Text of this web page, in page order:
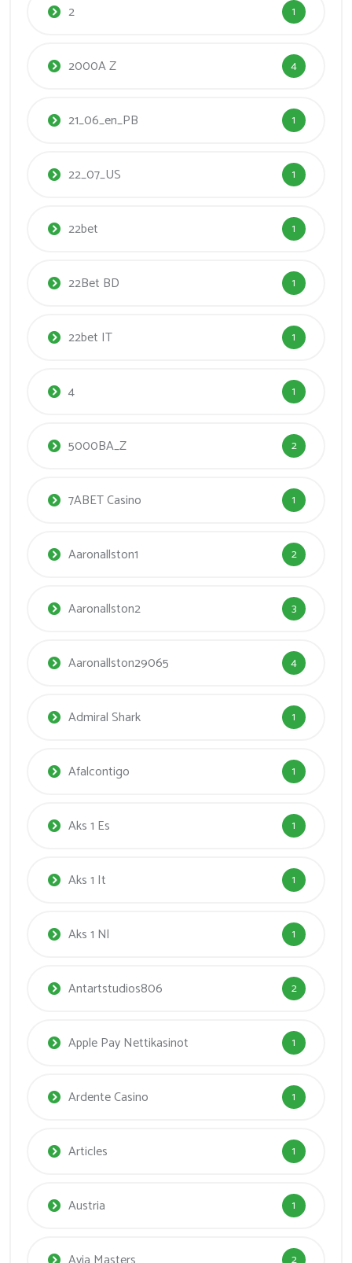
2 1
2000A Z 4
21_06_en_PB 1
22_07_US 1
22bet 1
22Bet BD 1
22bet IT 1
4 1
5000BA_Z 2
7ABET Casino 1
Aaronallston1 2
Aaronallston2 3
Aaronallston29065 4
Admiral Shark 1
Afalcontigo 1
Aks 1 Es 1
Aks 1 It 1
Aks 1 Nl 1
Antartstudios806 2
Apple Pay Nettikasinot 1
Ardente Casino 1
Articles 1
Austria 1